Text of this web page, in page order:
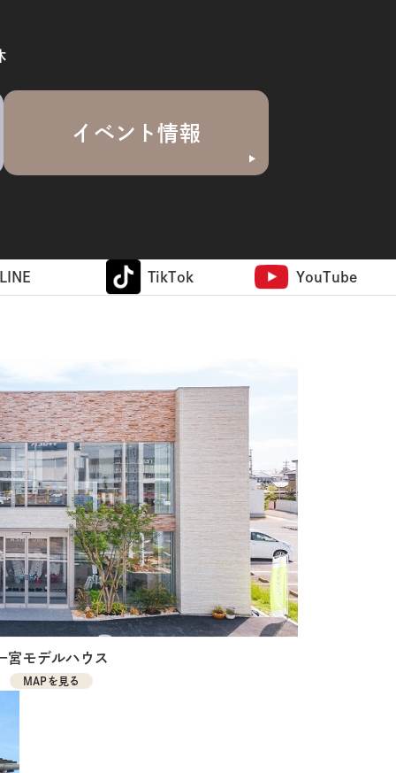
イベント情報
TikTok YouTube
宮モデルハウス
MAPを見る